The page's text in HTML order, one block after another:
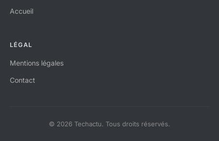
Accueil
LÉGAL
Mentions légales
Contact
© 2026 Techactu. Tous droits réservés.